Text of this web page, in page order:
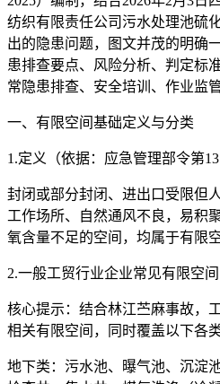
纺织有限责任公司污水处理池硫
出的隐患问题，图文并茂的明确
患排查要点、风险分析、判定标
常隐患排查、安全培训、作业监
一、有限空间基础定义与分类
1.定义（依据：应急管理部令第13
封闭或部分封闭、进出口受限但
工作场所、自然通风不良，易积
氧含量不足的空间，均属于有限
2.一般工贸行业企业常见有限空间
核心提示：结合林江苎麻事故，
相关有限空间，同时覆盖以下各类
地下类：污水池、曝气池、沉淀